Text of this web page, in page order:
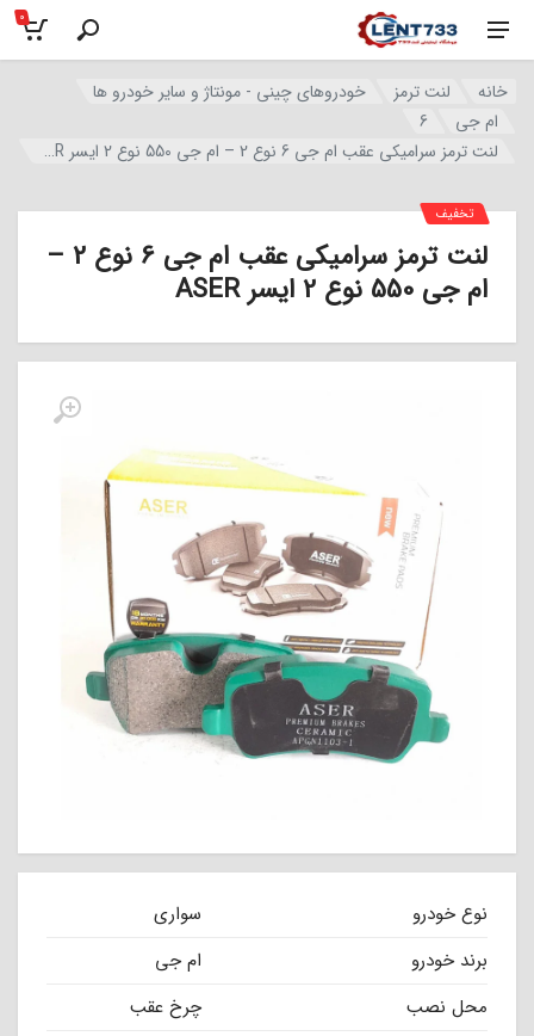
0
خانه لنت ترمز
خودروهای چینی - مونتاژ و سایر خودرو ها
ام جی
6
لنت ترمز سرامیکی عقب ام جی 6 نوع 2 – ام جی 550 نوع 2 ایسر ASER
لنت ترمز سرامیکی عقب ام جی 6 نوع 2 –
ام جی 550 نوع 2 ایسر ASER
نوع خودرو
سواری
برند خودرو
ام جی
محل نصب
چرخ عقب
تخفیف